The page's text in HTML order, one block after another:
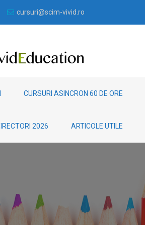
cursuri@scim-vivid.ro
CURSURI ASINCRON 60 DE ORE
2026 ARTICOLE UTILE